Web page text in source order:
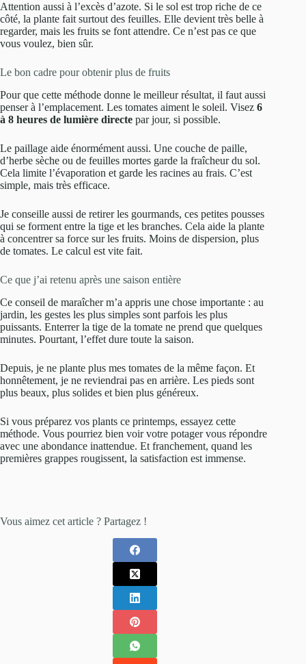
Attention aussi à l’excès d’azote. Si le sol est trop riche de ce
côté, la plante fait surtout des feuilles. Elle devient très belle à
regarder, mais les fruits se font attendre. Ce n’est pas ce que
vous voulez, bien sûr.
Le bon cadre pour obtenir plus de fruits
Pour que cette méthode donne le meilleur résultat, il faut aussi
penser à l’emplacement. Les tomates aiment le soleil. Visez 6
à 8 heures de lumière directe par jour, si possible.
Le paillage aide énormément aussi. Une couche de paille,
d’herbe sèche ou de feuilles mortes garde la fraîcheur du sol.
Cela limite l’évaporation et garde les racines au frais. C’est
simple, mais très efficace.
Je conseille aussi de retirer les gourmands, ces petites pousses
qui se forment entre la tige et les branches. Cela aide la plante
à concentrer sa force sur les fruits. Moins de dispersion, plus
de tomates. Le calcul est vite fait.
Ce que j’ai retenu après une saison entière
Ce conseil de maraîcher m’a appris une chose importante : au
jardin, les gestes les plus simples sont parfois les plus
puissants. Enterrer la tige de la tomate ne prend que quelques
minutes. Pourtant, l’effet dure toute la saison.
Depuis, je ne plante plus mes tomates de la même façon. Et
honnêtement, je ne reviendrai pas en arrière. Les pieds sont
plus beaux, plus solides et bien plus généreux.
Si vous préparez vos plants ce printemps, essayez cette
méthode. Vous pourriez bien voir votre potager vous répondre
avec une abondance inattendue. Et franchement, quand les
premières grappes rougissent, la satisfaction est immense.
Vous aimez cet article ? Partagez !